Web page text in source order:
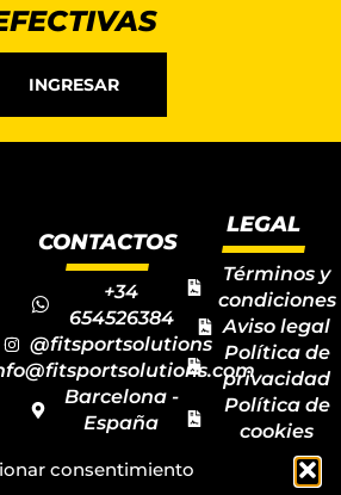
consentimiento
INGRESAR
CONTACTOS
+34
654526384
@fitsportsolutions
Barcelona -
España
de contacto
LEGAL
Términos y
condiciones
Aviso legal
Política de
privacidad
Política de
cookies
Mapa del